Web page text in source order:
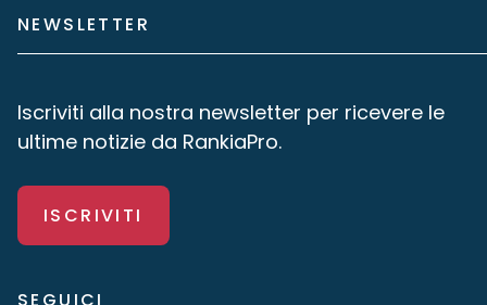
NEWSLETTER
Iscriviti alla nostra newsletter per ricevere le
ultime notizie da RankiaPro.
ISCRIVITI